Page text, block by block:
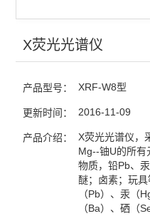
X荧光光谱仪
产品型号： XRF-W8型
更新时间： 2016-11-09
产品介绍：
X荧光光谱仪，
Mg--铀U的所有
物质，铅Pb、
醚；卤素；玩
（Pb）、汞（
（Ba）、硒（